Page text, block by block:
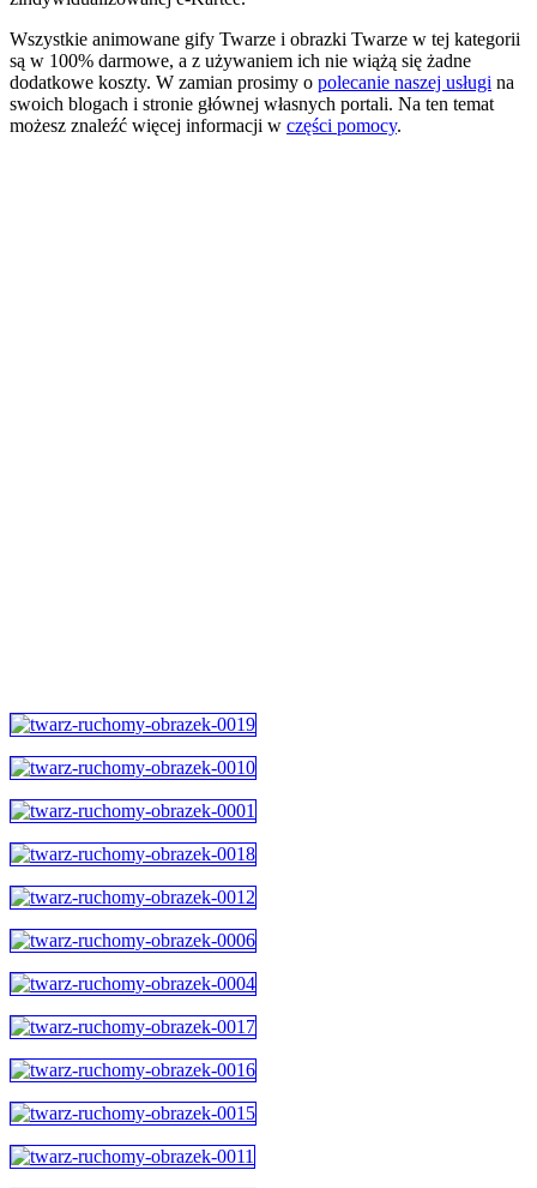
Wszystkie animowane gify Twarze i obrazki Twarze w tej kategorii
są w 100% darmowe, a z używaniem ich nie wiążą się żadne
dodatkowe koszty. W zamian prosimy o polecanie naszej usługi na
swoich blogach i stronie głównej własnych portali. Na ten temat
możesz znaleźć więcej informacji w części pomocy.